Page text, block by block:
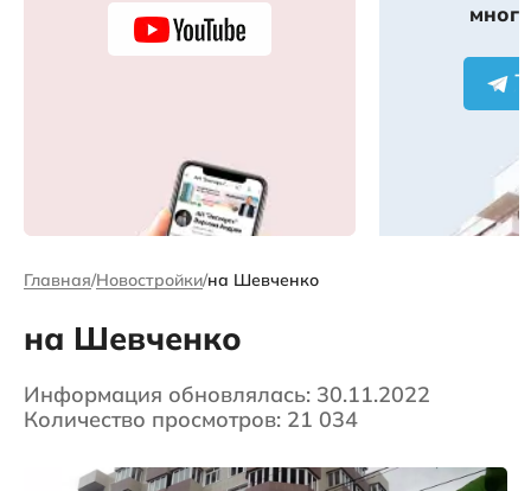
Главная Новостройки на Шевченко
на Шевченко
Информация обновлялась: 30.11.2022
Количество просмотров: 21 034